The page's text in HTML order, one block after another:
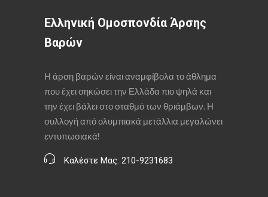
Ελληνική Ομοσπονδία Άρσης
Βαρών
Η άρση βαρών είναι αναμφίβολα το άθλημα
που έχει σηκώσει την Ελλάδα πιο ψηλά και
την έχει βάλει στο σταθμό των θριάμβων. Η
συλλογή από ολυμπιακά μετάλλια μεγαλώνει
εντυπωσιακά!
Καλέστε Μας: 210-9231683